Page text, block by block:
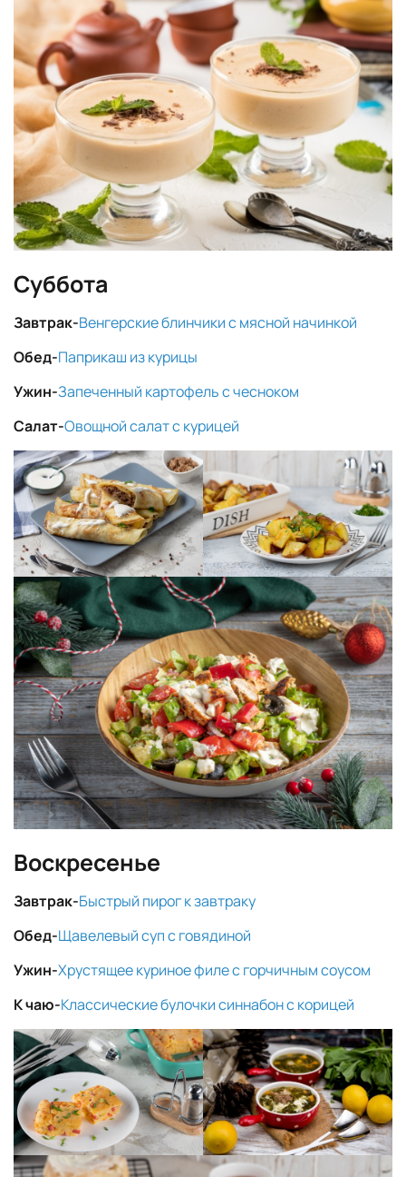
Суббота
Завтрак-Венгерские блинчики с мясной начинкой
Обед-Паприкаш из курицы
Ужин-Запеченный картофель с чесноком
Салат-Овощной салат с курицей
Воскресенье
Завтрак-Быстрый пирог к завтраку
Обед-Щавелевый суп с говядиной
Ужин-Хрустящее куриное филе с горчичным соусом
К чаю-Классические булочки синнабон с корицей